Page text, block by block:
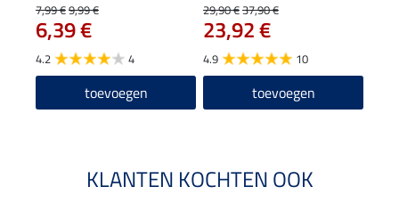
7,99 €9,99 €
6,39 €
4.2 4
toevoegen
29,90 €37,90 €
23,92 €
4.9 10
toevoegen
KLANTEN KOCHTEN OOK